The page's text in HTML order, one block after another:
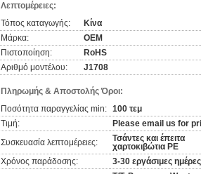
Λεπτομέρειες:
Τόπος καταγωγής:
Κίνα
Μάρκα:
OEM
Πιστοποίηση:
RoHS
Αριθμό μοντέλου:
J1708
Πληρωμής & Αποστολής Όροι:
Ποσότητα παραγγελίας min: 100 τεμ
Τιμή:
Please email us for
Συσκευασία λεπτομέρειες:
Τσάντες και έπειτα
χαρτοκιβώτια PE
Χρόνος παράδοσης:
3-30 εργάσιμες ημέρες